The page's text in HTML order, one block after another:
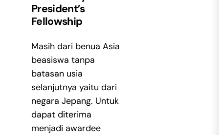
President’s
Fellowship
Masih dari benua Asia
beasiswa tanpa
batasan usia
selanjutnya yaitu dari
negara Jepang. Untuk
dapat diterima
menjadi awardee